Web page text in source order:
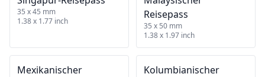
35 x 45 mm
1.38 x 1.77 inch
Reisepass
35 x 50 mm
1.38 x 1.97 inch
Mexikanischer
Kolumbianischer